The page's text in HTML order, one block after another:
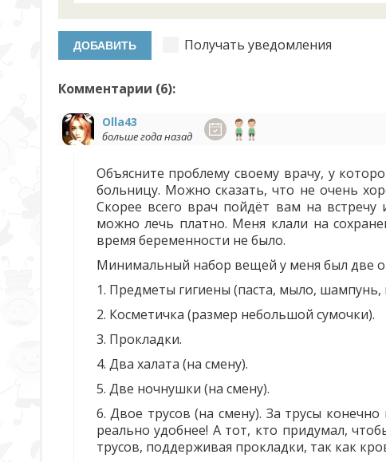
Получать уведомления
Комментарии (6):
Olla43
больше года назад
Объясните проблему своему врачу, у
больницу. Можно сказать, что не очень
Скорее всего врач пойдёт вам на
можно лечь платно. Меня клали на
время беременности не было.
Минимальный набор вещей у меня был две
1. Предметы гигиены (паста, мыло,
2. Косметичка (размер небольшой сумочки).
3. Прокладки.
4. Два халата (на смену).
5. Две ночнушки (на смену).
6. Двое трусов (на смену). За трусы
реально удобнее! А тот, кто придумал,
трусов, поддерживая прокладки, так как